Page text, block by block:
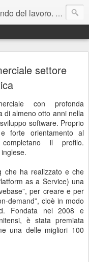
www.lavoro.org , su cui e' possibile trovare e candidarsi a migliaia di offerte pubblicate ogni giorno in Italia.
settore
con profonda
di almeno otto anni nella
software. Proprio
forte orientamento al
il profilo.
che ha realizzato e che
as a Service) una
per creare e per
demand”, cioè in modo
Fondata nel 2008 e
è stata premiata
una delle migliori 100